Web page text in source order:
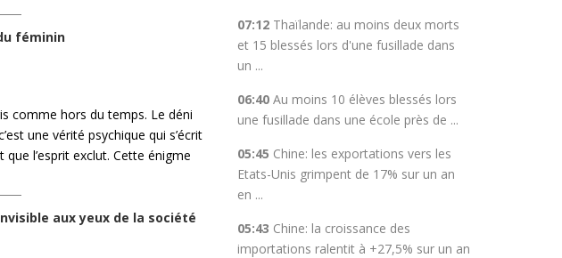
féminin
comme hors du temps. Le déni
une vérité psychique qui s’écrit
l’esprit exclut. Cette énigme
aux yeux de la société
07:12 Thaïlande: au moins deux morts
et 15 blessés lors d'une fusillade dans
un ...
06:40 Au moins 10 élèves blessés lors
une fusillade dans une école près de ...
05:45 Chine: les exportations vers les
Etats-Unis grimpent de 17% sur un an
en ...
05:43 Chine: la croissance des
importations ralentit à +27,5% sur un an